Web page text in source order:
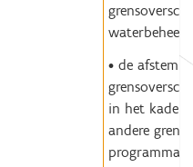
waterbeheer;
• de
in het kader
andere
programma’s.